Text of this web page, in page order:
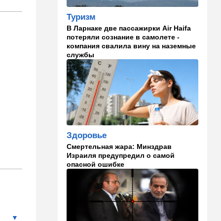
Эрдан и Эдельштейн
создали новую партию
18:42 В мире
Дело пошло: в Газе строят
базу для африканских
солдат, две дружественных
Израилю страны готовы
отправить контингент
18:27 Мнения
Открытое письмо министру
национальной безопасности
Итамару Бен-Гвиру
18:00 Транспорт
Реформа общественного
транспорта в Израиле: что
изменится для пассажиров
автобусов и поездов
Туризм
В Ларнаке две пассажирки Air Haifa
потеряли сознание в самолете -
компания свалила вину на наземные
службы
Здоровье
Смертельная жара: Минздрав
Израиля предупредил о самой
опасной ошибке